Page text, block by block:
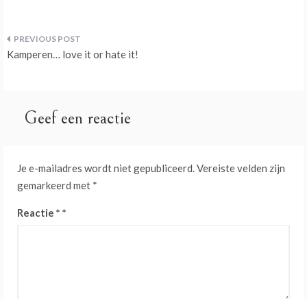
Bericht
Kamperen… love it or hate it!
Geef een reactie
Je e-mailadres wordt niet gepubliceerd.Vereiste velden zijn
gemarkeerd met *
Reactie *